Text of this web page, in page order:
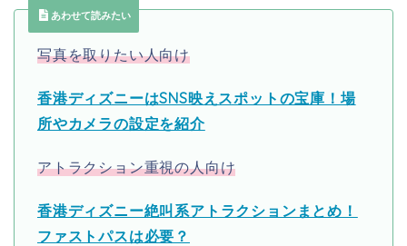
あわせて読みたい
写真を取りたい人向け
香港ディズニーはSNS映えスポットの宝庫！場
所やカメラの設定を紹介
アトラクション重視の人向け
香港ディズニー絶叫系アトラクションまとめ！
ファストパスは必要？